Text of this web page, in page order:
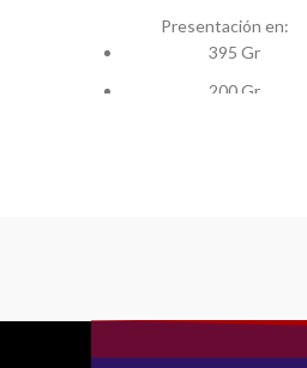
Presentación en:
395 Gr
200 Gr